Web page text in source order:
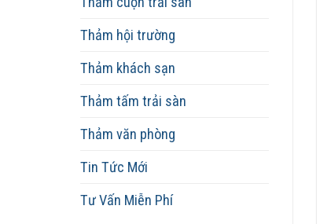
Thảm hội trường
Thảm khách sạn
Thảm tấm trải sàn
Thảm văn phòng
Tin Tức Mới
Tư Vấn Miễn Phí